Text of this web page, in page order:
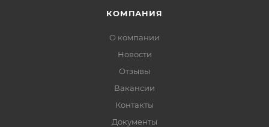
КОМПАНИЯ
О компании
Новости
Отзывы
Вакансии
Контакты
Документы